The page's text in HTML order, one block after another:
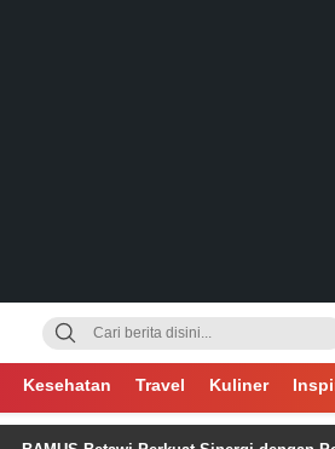
Kesehatan Travel Kuliner